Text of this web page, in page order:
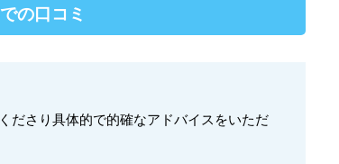
の口コミ
ださり具体的で的確なアドバイスをいただ